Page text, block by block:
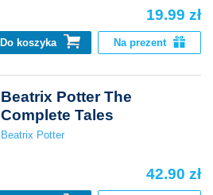
19.99 zł
Do koszyka Na prezent
Beatrix Potter The
Complete Tales
Beatrix Potter
42.90 zł